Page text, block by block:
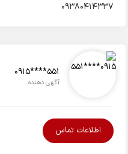
09380414337
0915****551
آگهی دهنده
اطلاعات تماس